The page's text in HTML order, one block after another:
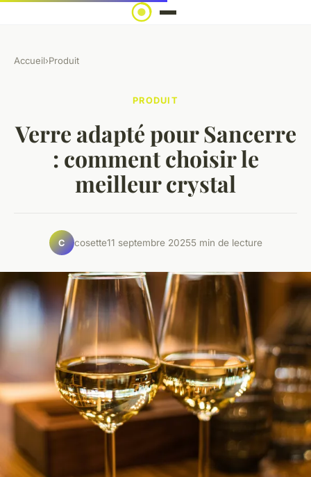
Accueil›Produit
PRODUIT
Verre adapté pour Sancerre
: comment choisir le
meilleur crystal
C cosette11 septembre 20255 min de lecture